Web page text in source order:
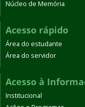
Núcleo de Memória
Acesso rápido
Área do estudante
Área do servidor
Acesso à
Institucional